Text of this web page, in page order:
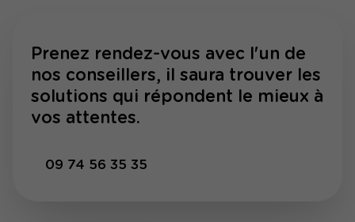
Prenez rendez-vous avec l'un de
nos conseillers, il saura trouver les
solutions qui répondent le mieux à
vos attentes.
09 74 56 35 35